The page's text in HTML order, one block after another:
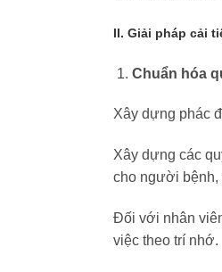
II. Giải pháp cải
Chuẩn hóa
Xây dựng phác
Xây dựng các
cho người bệnh,
Đối với nhân
việc theo trí nhớ.